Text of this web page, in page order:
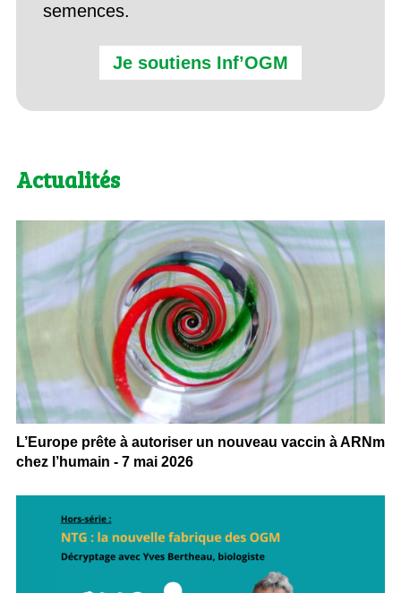
semences.
Je soutiens Inf’OGM
Actualités
L’Europe prête à autoriser un nouveau vaccin à ARNm
chez l’humain - 7 mai 2026